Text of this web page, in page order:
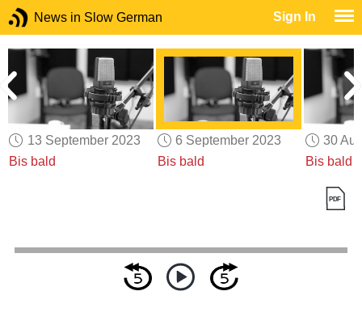
News in Slow German Sign In
13 September 2023
Bis bald
6 September 2023
Bis bald
30
Bis bald